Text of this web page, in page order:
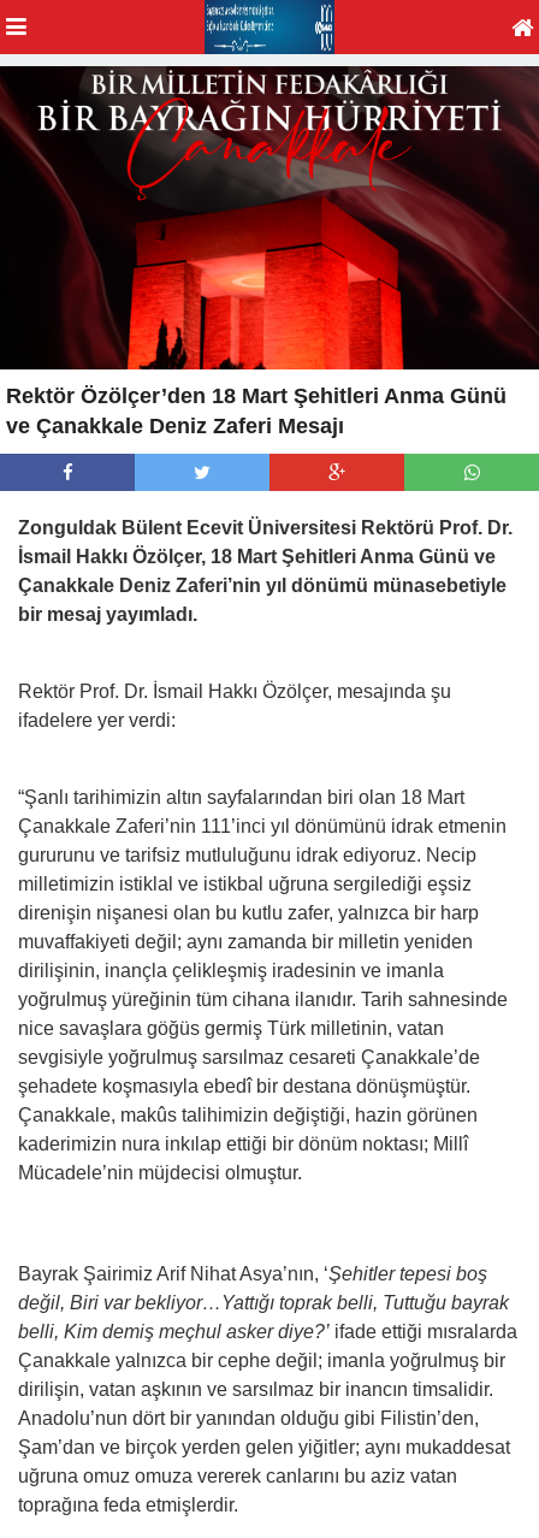
Rektör Özölçer’den 18 Mart Şehitleri Anma Günü
ve Çanakkale Deniz Zaferi Mesajı
Zonguldak Bülent Ecevit Üniversitesi Rektörü Prof. Dr.
İsmail Hakkı Özölçer, 18 Mart Şehitleri Anma Günü ve
Çanakkale Deniz Zaferi’nin yıl dönümü münasebetiyle
bir mesaj yayımladı.
Rektör Prof. Dr. İsmail Hakkı Özölçer, mesajında şu
ifadelere yer verdi:
“Şanlı tarihimizin altın sayfalarından biri olan 18 Mart
Çanakkale Zaferi’nin 111’inci yıl dönümünü idrak etmenin
gururunu ve tarifsiz mutluluğunu idrak ediyoruz. Necip
milletimizin istiklal ve istikbal uğruna sergilediği eşsiz
direnişin nişanesi olan bu kutlu zafer, yalnızca bir harp
muvaffakiyeti değil; aynı zamanda bir milletin yeniden
dirilişinin, inançla çelikleşmiş iradesinin ve imanla
yoğrulmuş yüreğinin tüm cihana ilanıdır. Tarih sahnesinde
nice savaşlara göğüs germiş Türk milletinin, vatan
sevgisiyle yoğrulmuş sarsılmaz cesareti Çanakkale’de
şehadete koşmasıyla ebedî bir destana dönüşmüştür.
Çanakkale, makûs talihimizin değiştiği, hazin görünen
kaderimizin nura inkılap ettiği bir dönüm noktası; Millî
Mücadele’nin müjdecisi olmuştur.
Bayrak Şairimiz Arif Nihat Asya’nın, ‘Şehitler tepesi boş
değil, Biri var bekliyor…Yattığı toprak belli, Tuttuğu bayrak
belli, Kim demiş meçhul asker diye?’ ifade ettiği mısralarda
Çanakkale yalnızca bir cephe değil; imanla yoğrulmuş bir
dirilişin, vatan aşkının ve sarsılmaz bir inancın timsalidir.
Anadolu’nun dört bir yanından olduğu gibi Filistin’den,
Şam’dan ve birçok yerden gelen yiğitler; aynı mukaddesat
uğruna omuz omuza vererek canlarını bu aziz vatan
toprağına feda etmişlerdir.